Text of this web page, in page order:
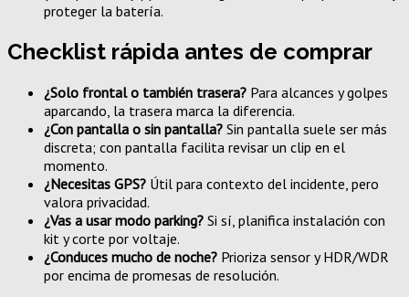
proteger la batería.
Checklist rápida antes de comprar
¿Solo frontal o también trasera? Para alcances y golpes
aparcando, la trasera marca la diferencia.
¿Con pantalla o sin pantalla? Sin pantalla suele ser más
discreta; con pantalla facilita revisar un clip en el
momento.
¿Necesitas GPS? Útil para contexto del incidente, pero
valora privacidad.
¿Vas a usar modo parking? Si sí, planifica instalación con
kit y corte por voltaje.
¿Conduces mucho de noche? Prioriza sensor y HDR/WDR
por encima de promesas de resolución.